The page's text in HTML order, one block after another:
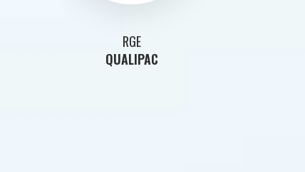
RGE
QUALIPAC